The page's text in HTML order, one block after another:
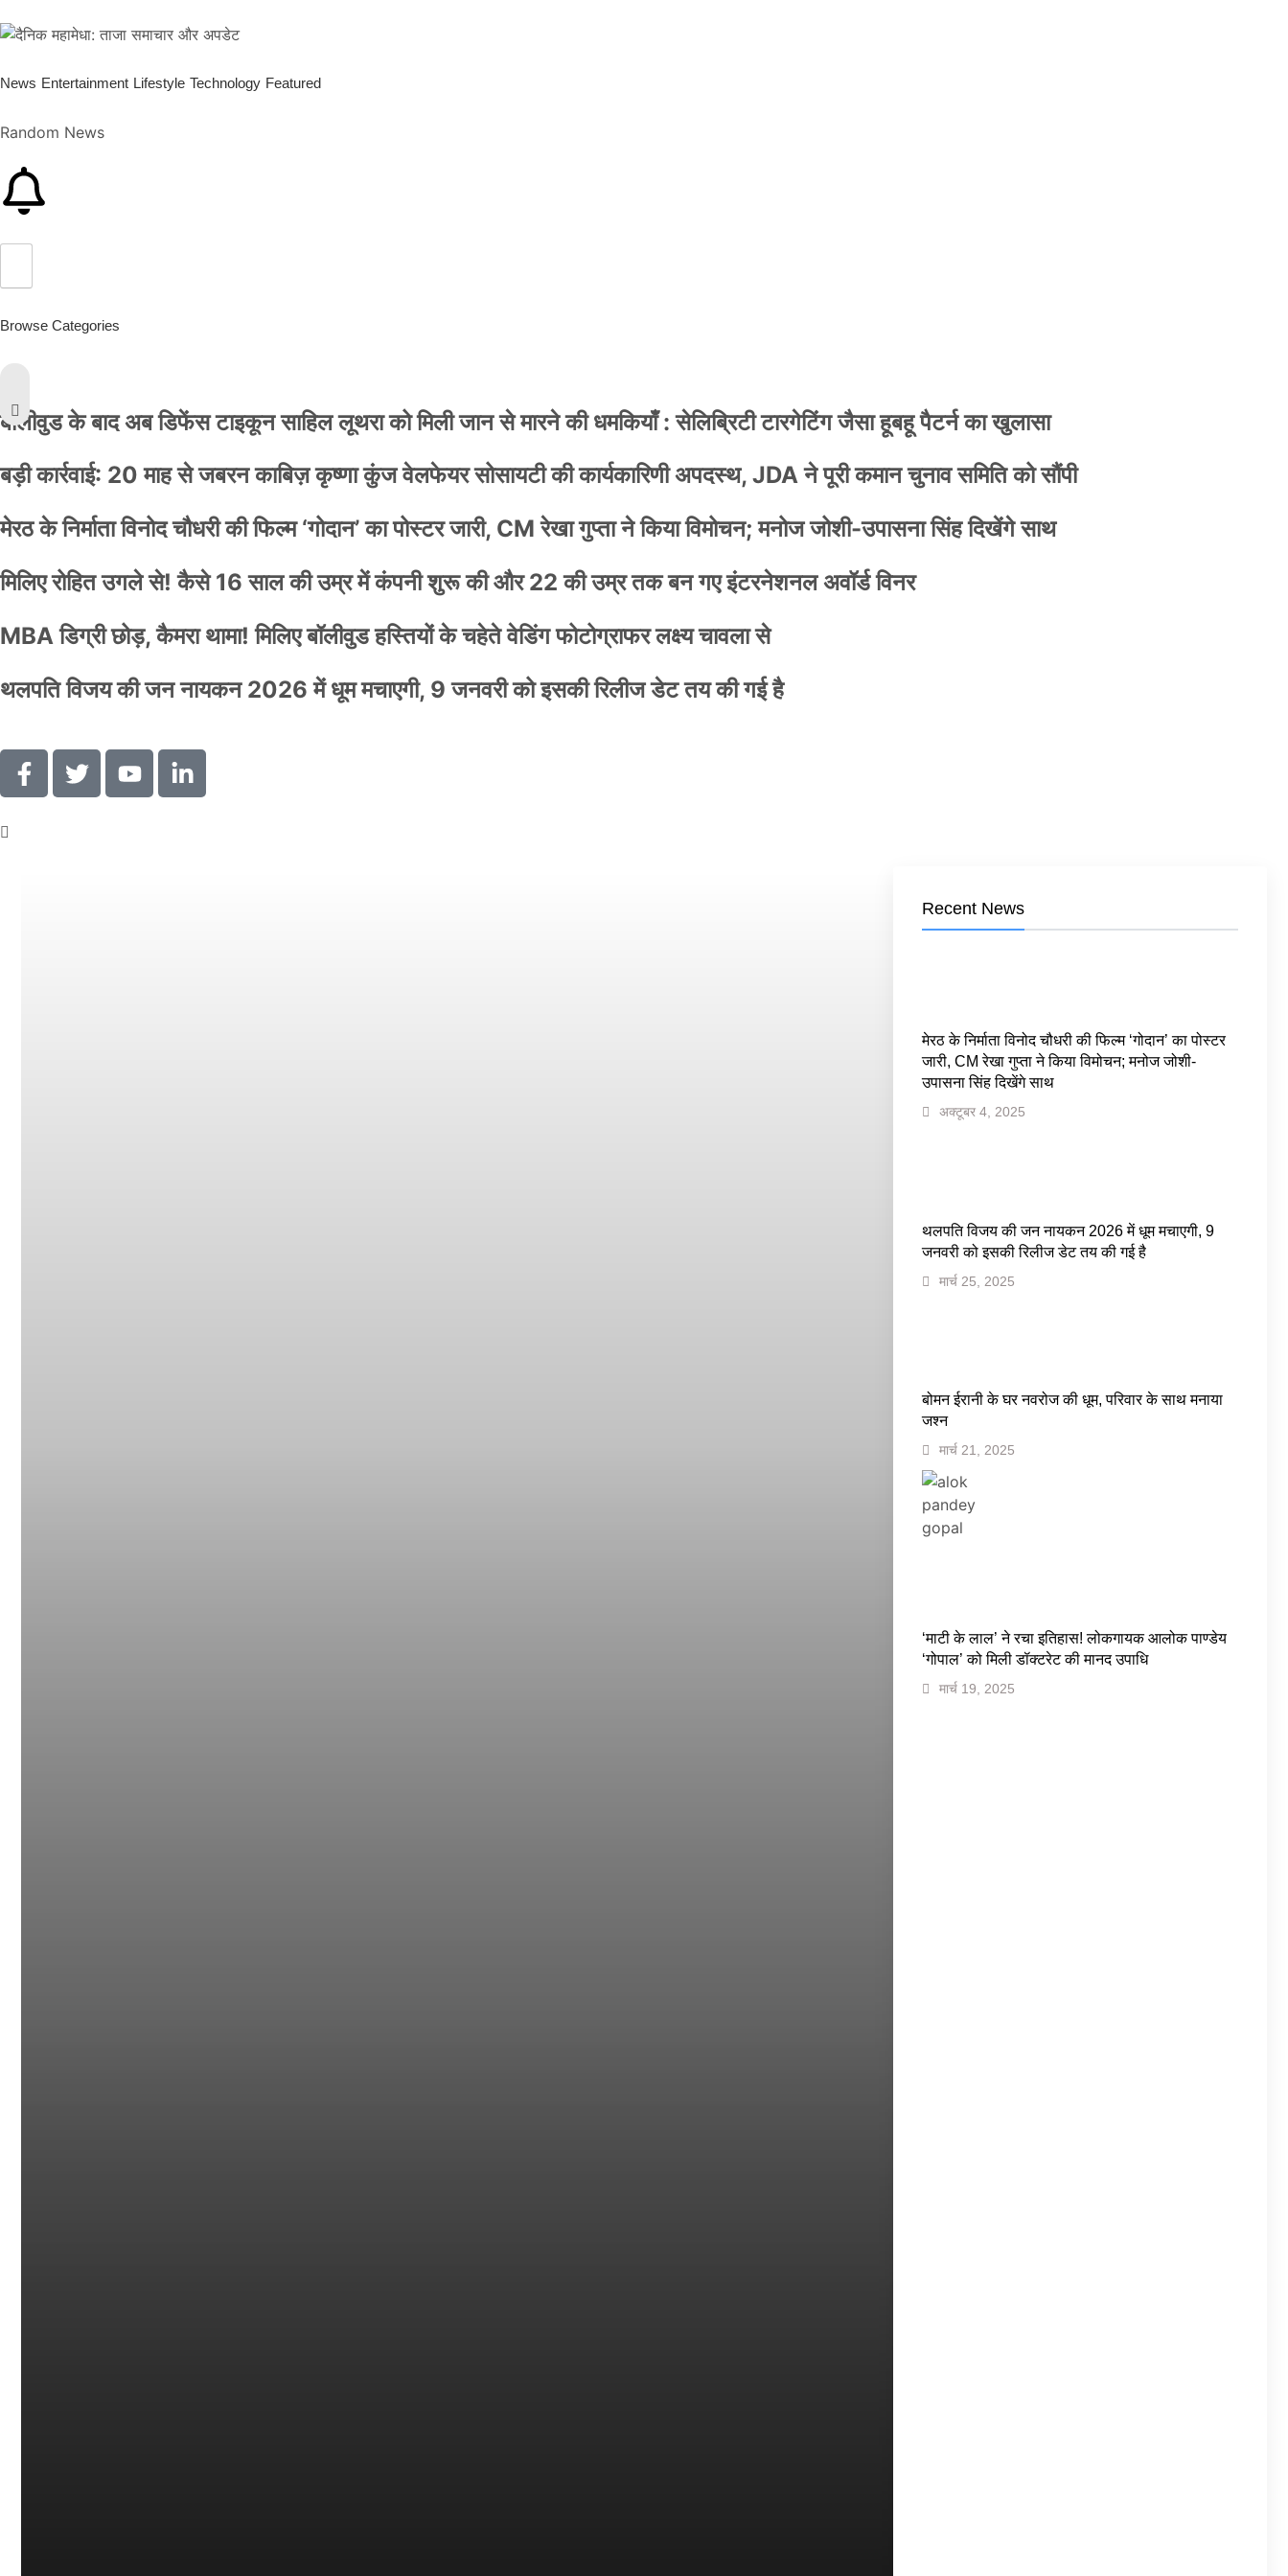
News Entertainment Lifestyle Technology Featured
Random News
Browse Categories
बॉलीवुड के बाद अब डिफेंस टाइकून साहिल लूथरा को मिली जान से मारने की धमकियाँ : सेलिब्रिटी टारगेटिंग जैसा हूबहू पैटर्न का खुलासा
बड़ी कार्रवाई: 20 माह से जबरन काबिज़ कृष्णा कुंज वेलफेयर सोसायटी की कार्यकारिणी अपदस्थ, JDA ने पूरी कमान चुनाव समिति को सौंपी
मेरठ के निर्माता विनोद चौधरी की फिल्म ‘गोदान’ का पोस्टर जारी, CM रेखा गुप्ता ने किया विमोचन; मनोज जोशी-उपासना सिंह दिखेंगे साथ
मिलिए रोहित उगले से! कैसे 16 साल की उम्र में कंपनी शुरू की और 22 की उम्र तक बन गए इंटरनेशनल अवॉर्ड विनर
MBA डिग्री छोड़, कैमरा थामा! मिलिए बॉलीवुड हस्तियों के चहेते वेडिंग फोटोग्राफर लक्ष्य चावला से
थलपति विजय की जन नायकन 2026 में धूम मचाएगी, 9 जनवरी को इसकी रिलीज डेट तय की गई है
Recent News
मेरठ के निर्माता विनोद चौधरी की फिल्म ‘गोदान’ का पोस्टर
जारी, CM रेखा गुप्ता ने किया विमोचन; मनोज जोशी-
उपासना सिंह दिखेंगे साथ
अक्टूबर 4, 2025
थलपति विजय की जन नायकन 2026 में धूम मचाएगी, 9
जनवरी को इसकी रिलीज डेट तय की गई है
मार्च 25, 2025
बोमन ईरानी के घर नवरोज की धूम, परिवार के साथ मनाया
जश्न
मार्च 21, 2025
‘माटी के लाल’ ने रचा इतिहास! लोकगायक आलोक पाण्डेय
‘गोपाल’ को मिली डॉक्टरेट की मानद उपाधि
मार्च 19, 2025